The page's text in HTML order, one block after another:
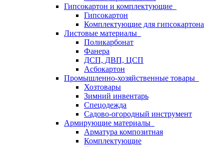
Гипсокартон и комплектующие
Гипсокартон
Комплектующие для гипсокартона
Листовые материалы
Поликарбонат
Фанера
ДСП, ДВП, ЦСП
Асбокартон
Промышленно-хозяйственные товары
Хозтовары
Зимний инвентарь
Спецодежда
Садово-огородный инструмент
Армирующие материалы
Арматура композитная
Комплектующие